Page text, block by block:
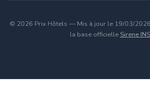
© 2026 Prix Hôtels — Mis à jour le 19/03/
la base officielle Sirene